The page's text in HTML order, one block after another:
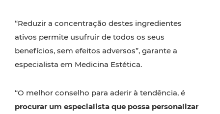
“Reduzir a concentração destes ingredientes
ativos permite usufruir de todos os seus
benefícios, sem efeitos adversos”, garante a
especialista em Medicina Estética.
“O melhor conselho para aderir à tendência, é
procurar um especialista que possa personalizar